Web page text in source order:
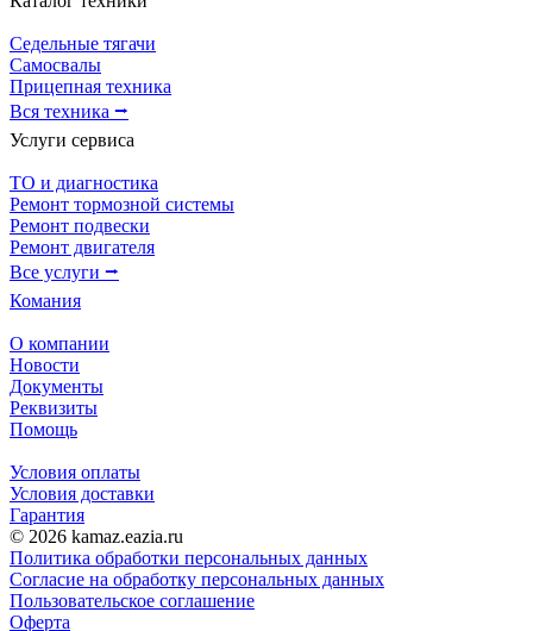
Седельные тягачи
Самосвалы
Прицепная техника
Вся техника ⭢
Услуги сервиса
ТО и диагностика
Ремонт тормозной системы
Ремонт подвески
Ремонт двигателя
Все услуги ⭢
Комания
О компании
Новости
Документы
Реквизиты
Помощь
Условия оплаты
Условия доставки
Гарантия
© 2026 kamaz.eazia.ru
Политика обработки персональных данных
Согласие на обработку персональных данных
Пользовательское соглашение
Оферта